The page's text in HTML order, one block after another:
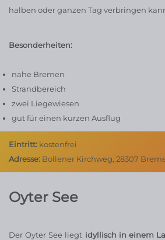
halben oder ganzen Tag verbringen
Besonderheiten:
nahe Bremen
Strandbereich
zwei Liegewiesen
gut für einen kurzen Ausflug
Eintritt: kostenfrei
Adresse: Bollener Kirchweg, 28307
Oyter See
Der Oyter See liegt idyllisch in einem